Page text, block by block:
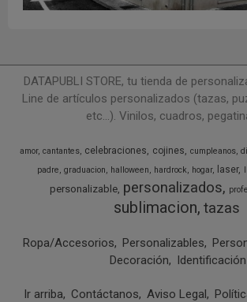
DATAPUBLI STORE, tu tienda de
Line de artículos personalizados (tazas,
etc...). Vinilos, cuadros,
amor cantantes celebraciones cojines cumpleanos
padre graduacion halloween hardrock hogar laser
personalizable personalizados
sublimacion tazas
Ropa/Accesorios Personalizables
Decoración
Identificación
Ir arriba Contáctanos Aviso Legal